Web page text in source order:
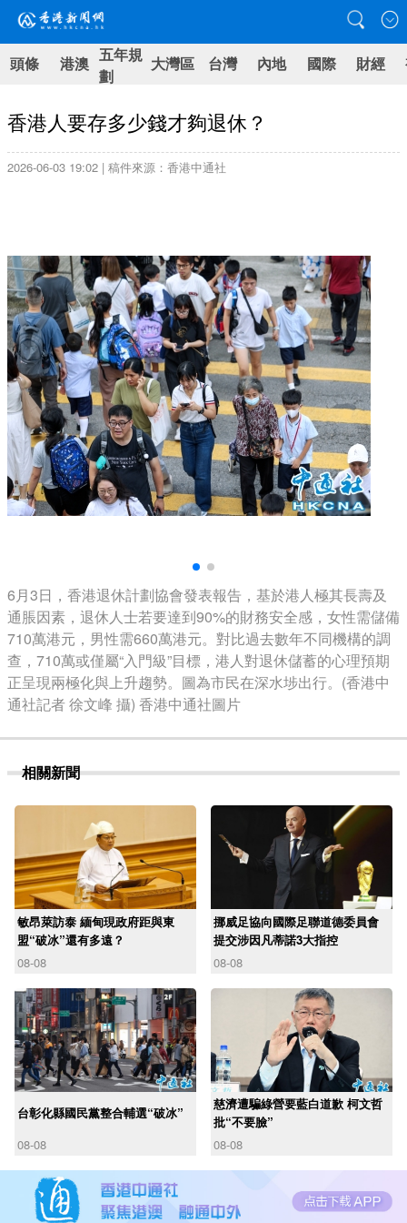
頭條 港澳 五年規
劃
大灣區 台灣 內地 國際 財經
香港人要存多少錢才夠退休？
2026-06-03 19:02 | 稿件來源：香港中通社
6月3日，香港退休計劃協會發表報告，基於港人極其長壽及
通脹因素，退休人士若要達到90%的財務安全感，女性需儲備
710萬港元，男性需660萬港元。對比過去數年不同機構的調
查，710萬或僅屬“入門級”目標，港人對退休儲蓄的心理預期
正呈現兩極化與上升趨勢。圖為市民在深水埗出行。(香港中
通社記者 徐文峰 攝) 香港中通社圖片
相關新聞
敏昂萊訪泰 緬甸現政府距與東
盟“破冰”還有多遠？
08-08
挪威足協向國際足聯道德委員會
提交涉因凡蒂諾3大指控
08-08
台彰化縣國民黨整合輔選“破冰”
08-08
慈濟遭騙綠營要藍白道歉 柯文哲
批“不要臉”
08-08